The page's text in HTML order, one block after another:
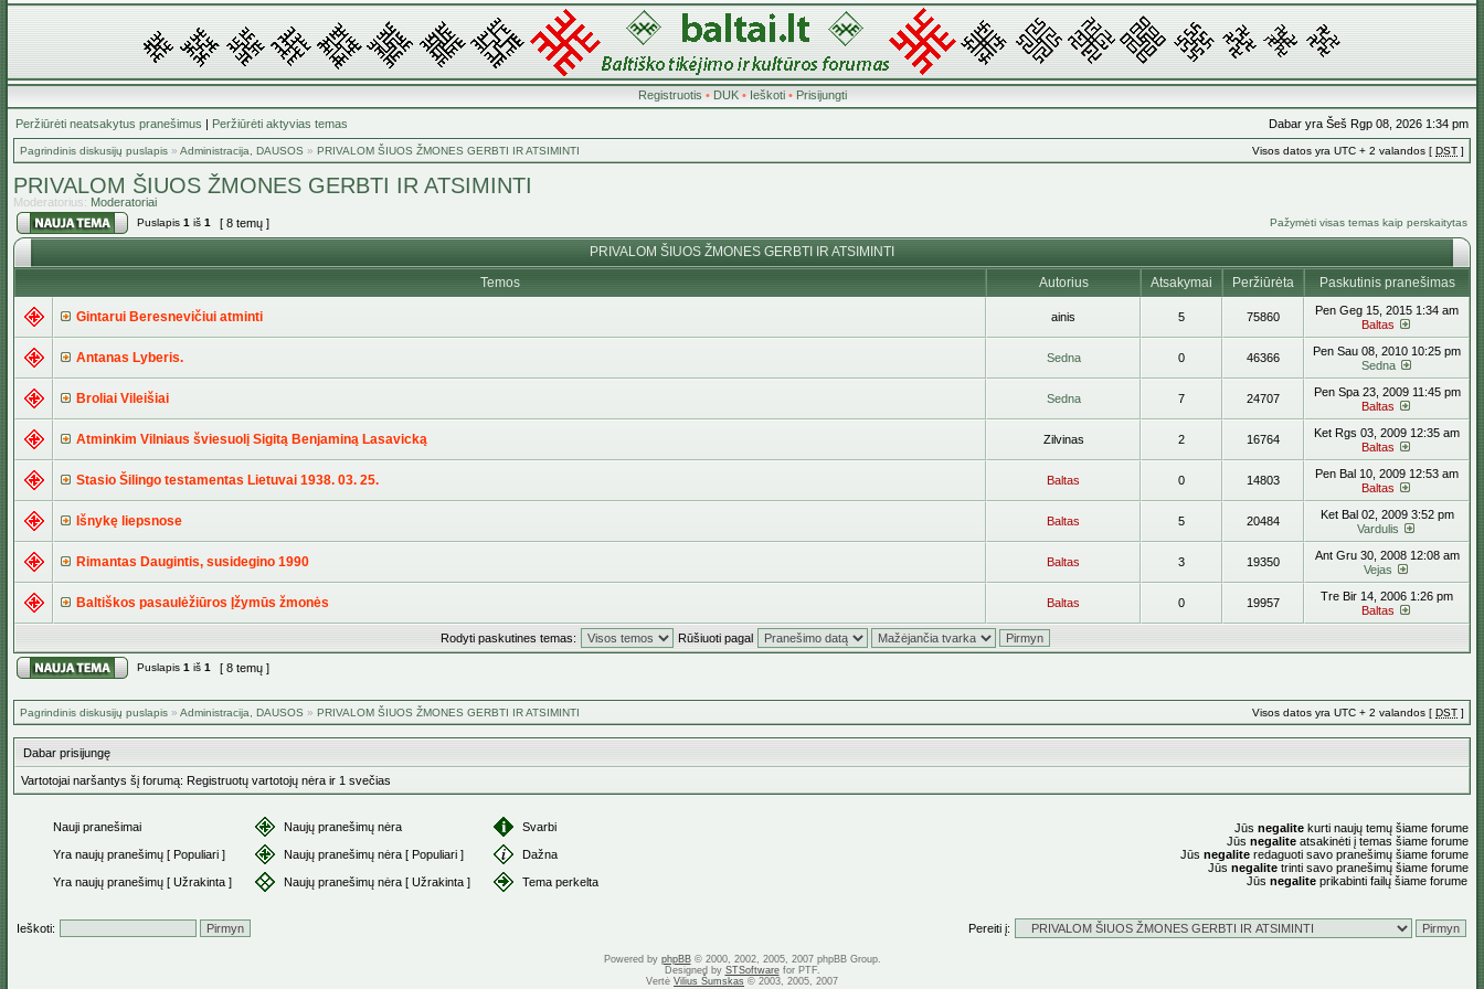
Registruotis • DUK• Ieškoti• Prisijungti
Peržiūrėti neatsakytus pranešimus | Peržiūrėti aktyvias temas Dabar yra Šeš Rgp 08, 2026 1:34 pm
Pagrindinis diskusijų puslapis » Administracija, DAUSOS » PRIVALOM ŠIUOS ŽMONES GERBTI IR ATSIMINTI Visos datos yra UTC + 2 valandos [ DST ]
PRIVALOM ŠIUOS ŽMONES GERBTI IR ATSIMINTI
Moderatorius: Moderatoriai
Puslapis 1 iš 1 [ 8 temų ] Pažymėti visas temas kaip perskaitytas
PRIVALOM ŠIUOS ŽMONES GERBTI IR ATSIMINTI
Temos
Autorius Atsakymai Peržiūrėta Paskutinis pranešimas
Gintarui Beresnevičiui atminti ainis 5 75860
Pen Geg 15, 2015 1:34 am
Baltas
Antanas Lyberis. Sedna 0 46366
Pen Sau 08, 2010 10:25 pm
Sedna
Broliai Vileišiai Sedna 7 24707
Pen Spa 23, 2009 11:45 pm
Baltas
Atminkim Vilniaus šviesuolį Sigitą Benjaminą Lasavicką Zilvinas 2 16764
Ket Rgs 03, 2009 12:35 am
Baltas
Stasio Šilingo testamentas Lietuvai 1938. 03. 25. Baltas 0 14803
Pen Bal 10, 2009 12:53 am
Baltas
Išnykę liepsnose Baltas 5 20484
Ket Bal 02, 2009 3:52 pm
Vardulis
Rimantas Daugintis, susidegino 1990 Baltas 3 19350
Ant Gru 30, 2008 12:08 am
Vejas
Baltiškos pasaulėžiūros Įžymūs žmonės Baltas 0 19957
Tre Bir 14, 2006 1:26 pm
Baltas
Rodyti paskutines temas: Rūšiuoti pagal
Puslapis 1 iš 1 [ 8 temų ]
Pagrindinis diskusijų puslapis » Administracija, DAUSOS » PRIVALOM ŠIUOS ŽMONES GERBTI IR ATSIMINTI Visos datos yra UTC + 2 valandos [ DST ]
Dabar prisijungę
Vartotojai naršantys šį forumą: Registruotų vartotojų nėra ir 1 svečias
Nauji pranešimai Naujų pranešimų nėra Svarbi
Yra naujų pranešimų [ Populiari ] Naujų pranešimų nėra [ Populiari ] Dažna
Yra naujų pranešimų [ Užrakinta ] Naujų pranešimų nėra [ Užrakinta ] Tema perkelta
Jūs negalite kurti naujų temų šiame forume
Jūs negalite atsakinėti į temas šiame forume
Jūs negalite redaguoti savo pranešimų šiame forume
Jūs negalite trinti savo pranešimų šiame forume
Jūs negalite prikabinti failų šiame forume
Ieškoti: Pereiti į:
Powered by phpBB© 2000, 2002, 2005, 2007 phpBB Group.
Designed by STSoftwarefor PTF.
Vertė Vilius Šumskas © 2003, 2005, 2007